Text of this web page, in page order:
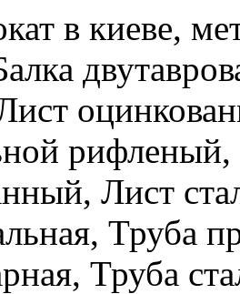
в киеве,
рифленый,
Лист
Труба
Труба